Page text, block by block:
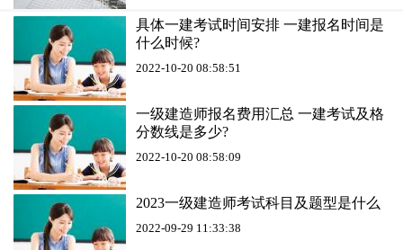
具体一建考试时间安排 一建报名时间是
什么时候?
2022-10-20 08:58:51
一级建造师报名费用汇总 一建考试及格
分数线是多少?
2022-10-20 08:58:09
2023一级建造师考试科目及题型是什么
2022-09-29 11:33:38